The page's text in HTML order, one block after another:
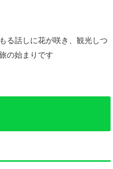
る話しに花が咲き、観光しつ
の始まりです